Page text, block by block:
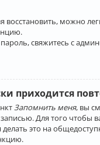
восстановить, можно
свяжитесь с
приходится
Запомнить меня, вы
Для того
это на